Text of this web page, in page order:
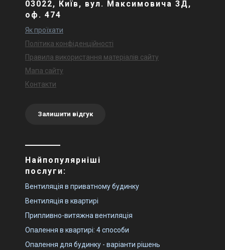
03022, Київ, вул. Максимовича 3Д,
оф. 474
Як проїхати
Політика конфіденційності
Правила використання матеріалів сайту
Мапа сайту
Контакти
Залишити відгук
Найпопулярніші
послуги:
Вентиляція в приватному будинку
Вентиляція в квартирі
Припливно-витяжна вентиляція
Опалення в квартирі: 4 способи
Опалення для будинку - варіанти рішень